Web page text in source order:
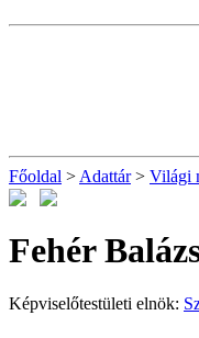
Főoldal > Adattár> Világi
Fehér
Képviselőtestületi elnök: